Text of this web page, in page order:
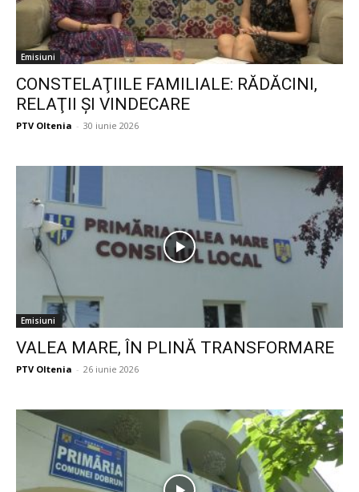
Emisiuni
CONSTELAŢIILE FAMILIALE: RĂDĂCINI,
RELAŢII ŞI VINDECARE
PTV Oltenia - 30 iunie 2026
Emisiuni
VALEA MARE, ÎN PLINĂ TRANSFORMARE
PTV Oltenia - 26 iunie 2026